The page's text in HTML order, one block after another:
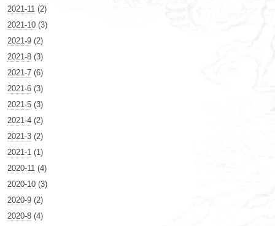
2021-11 (2)
2021-10 (3)
2021-9 (2)
2021-8 (3)
2021-7 (6)
2021-6 (3)
2021-5 (3)
2021-4 (2)
2021-3 (2)
2021-1 (1)
2020-11 (4)
2020-10 (3)
2020-9 (2)
2020-8 (4)